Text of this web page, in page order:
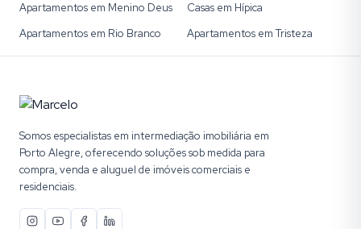
Apartamentos em Menino Deus
Casas em Hípica
Apartamentos em Rio Branco
Apartamentos em Tristeza
Somos especialistas em intermediação imobiliária em
Porto Alegre, oferecendo soluções sob medida para
compra, venda e aluguel de imóveis comerciais e
residenciais.